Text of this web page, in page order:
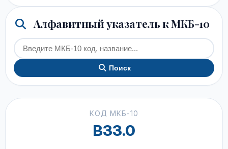
Алфавитный указатель к МКБ-10
Поиск
КОД МКБ-10
B33.0